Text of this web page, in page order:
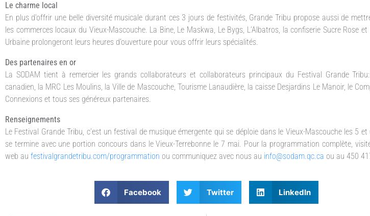
Le charme local
En plus d’offrir une belle diversité musicale durant ces 3 jours de festivités, Grande Tribu propose aussi de
les commerces locaux du Vieux-Mascouche. La Bine, Le Maskwa, Le Bygs, L’Albatros, la confiserie Sucre Rose
Urbaine prolongeront leurs heures d’ouverture pour vous offrir leurs spécialités.
Des partenaires en or
La SODAM tient à remercier les grands collaborateurs et collaborateurs principaux du Festival Grande
canadien, la MRC Les Moulins, la Ville de Mascouche, Tourisme Lanaudière, la caisse Desjardins Le Manoir, le
Connexions et tous ses généreux partenaires.
Renseignements
Le Festival Grande Tribu, c’est un festival de musique émergente qui se déploie dans le Vieux-Mascouche les 5
se termine avec une portion concours dans le Vieux-Terrebonne le 7 mai. Pour la programmation complète,
web au festivalgrandetribu.com/programmation ou communiquez avec nous au info@sodam.qc.ca ou au 450
Facebook Twitter LinkedIn